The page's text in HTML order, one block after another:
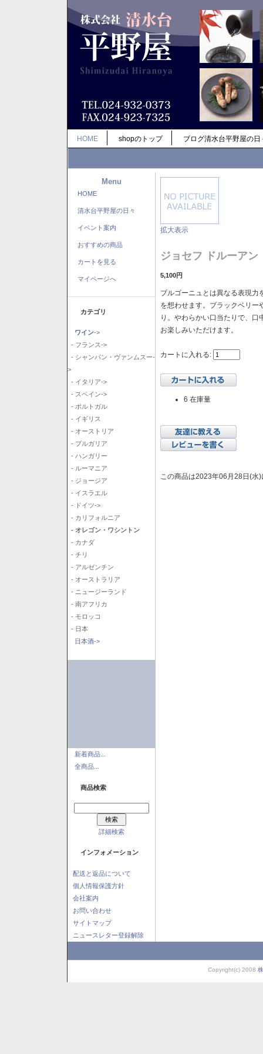
HOME shopのトップ ブログ清水台平野屋の日
Menu
HOME
清水台平野屋の日々
イベント案内
おすすめの商品
カートを見る
マイページへ
カテゴリ
ワイン->
- フランス->
- シャンパン・ヴァンムスー-
>
- イタリア->
- スペイン->
- ポルトガル
- イギリス
- オーストリア
- ブルガリア
- ハンガリー
- ルーマニア
- ジョージア
- イスラエル
- ドイツ->
- カリフォルニア
- オレゴン・ワシントン
- カナダ
- チリ
- アルゼンチン
- オーストラリア
- ニュージーランド
- 南アフリカ
- モロッコ
- 日本
日本酒->
新着商品...
全商品...
商品検索
詳細検索
インフォメーション
配送と返品について
個人情報保護方針
会社案内
お問い合わせ
サイトマップ
ニュースレター登録解除
拡大表示
ジョセフ ドルーア
5,100円
ブルゴーニュとは異なる表現力
を想わせます。ブラックベリー
り。やわらかい口当たりで、
お楽しみいただけます。
カートに入れる:
6 在庫量
この商品は2023年06月28日(水
Copyright(c) 2008